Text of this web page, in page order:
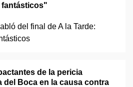
de la pericia
del Boca en la causa contra